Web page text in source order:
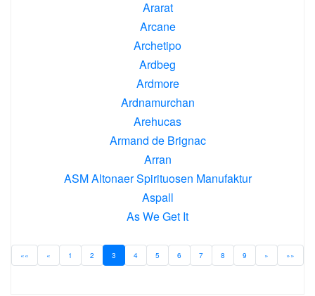
Ararat
Arcane
Archetipo
Ardbeg
Ardmore
Ardnamurchan
Arehucas
Armand de Brignac
Arran
ASM Altonaer Spirituosen Manufaktur
Aspall
As We Get It
«« « 1 2 3 4 5 6 7 8 9 » »»